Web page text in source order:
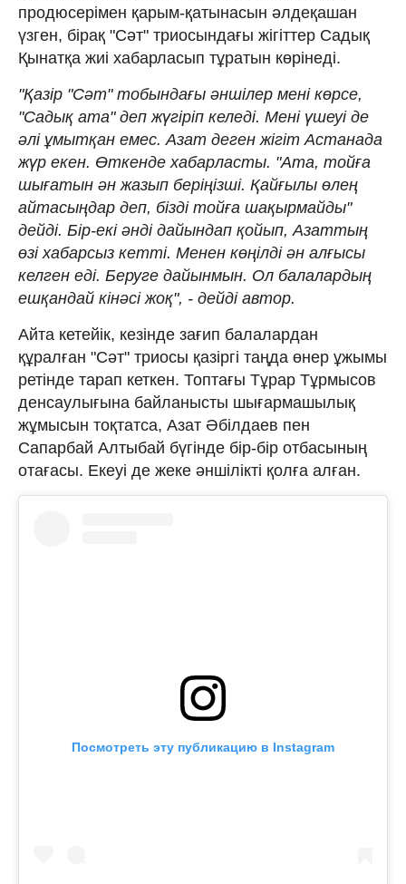
продюсерімен қарым-қатынасын әлдеқашан
үзген, бірақ "Сәт" триосындағы жігіттер Садық
Қынатқа жиі хабарласып тұратын көрінеді.
"Қазір "Сәт" тобындағы әншілер мені көрсе,
"Садық ата" деп жүгіріп келеді. Мені үшеуі де
әлі ұмытқан емес. Азат деген жігіт Астанада
жүр екен. Өткенде хабарласты. "Ата, тойға
шығатын ән жазып беріңізші. Қайғылы өлең
айтасыңдар деп, бізді тойға шақырмайды"
дейді. Бір-екі әнді дайындап қойып, Азаттың
өзі хабарсыз кетті. Менен көңілді ән алғысы
келген еді. Беруге дайынмын. Ол балалардың
ешқандай кінәсі жоқ", - дейді автор.
Айта кетейік, кезінде зағип балалардан
құралған "Сәт" триосы қазіргі таңда өнер ұжымы
ретінде тарап кеткен. Топтағы Тұрар Тұрмысов
денсаулығына байланысты шығармашылық
жұмысын тоқтатса, Азат Әбілдаев пен
Сапарбай Алтыбай бүгінде бір-бір отбасының
отағасы. Екеуі де жеке әншілікті қолға алған.
Посмотреть эту публикацию в Instagram